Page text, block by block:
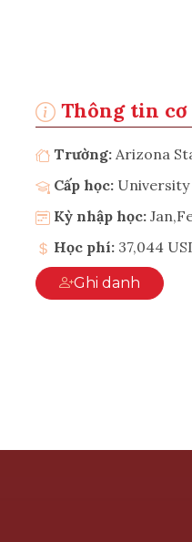
Thông tin cơ
Trường: Arizona
Cấp học: University
Kỳ nhập học:
Học phí: 37,044
Ghi danh